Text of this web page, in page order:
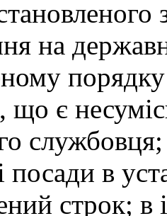
на
що є
службовця;
посади в
строк;